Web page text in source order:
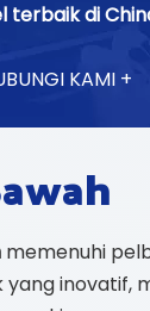
terbaik di
KAMI +
memenuhi
inovatif,